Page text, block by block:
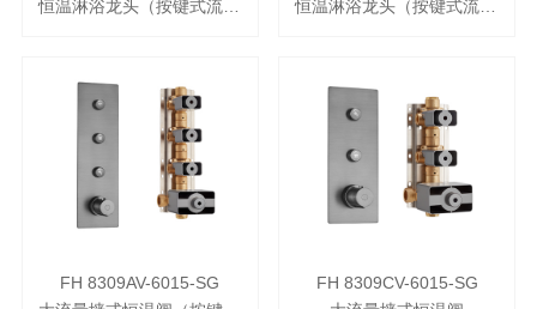
恒温淋浴龙头（按键式流量调节）
恒温淋浴龙头（按键式流量调节）
FH 8309AV-6015-SG
FH 8309CV-6015-SG